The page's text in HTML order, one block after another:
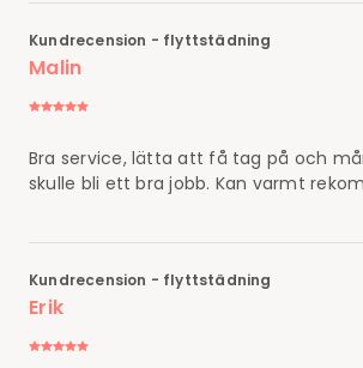
Kundrecension - flyttstädning
Malin
Bra service, lätta att få tag på och
skulle bli ett bra jobb. Kan varmt
Kundrecension - flyttstädning
Erik